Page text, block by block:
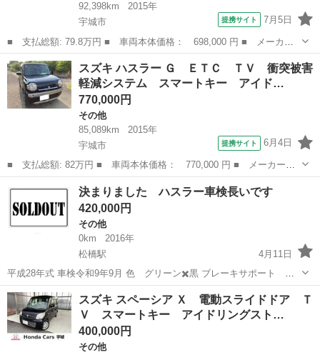
92,398km
2015年
宇城市
提携サイト 7月5日
■ 支払総額: 79.8万円 ■ 車両本体価格： 698,000 円 ■ メーカー
名： スズキ ■ 車種名： ハスラー ■ グレード名： Ｊスタイ
ル 禁煙車 ＥＴＣ 社外ナビＴＶ Ｂｌｕｅｔｏｏｔｈ 衝突被害
軽減システム ...
熊本 宇城市 その他
スズキ ハスラー Ｇ ＥＴＣ ＴＶ 衝突被害
軽減システム スマートキー アイド…
770,000円
その他
85,089km
2015年
宇城市
提携サイト 6月4日
■ 支払総額: 82万円 ■ 車両本体価格： 770,000 円 ■ メーカー
名： スズキ ■ 車種名： ハスラー ■ グレード名： Ｇ ＥＴ
Ｃ ＴＶ 衝突被害軽減システム スマートキー アイドリングスト
ップ 電動格納ミラ...
宇城市 その他
決まりました ハスラー車検長いです
420,000円
その他
0km
2016年
松橋駅
4月11日
平成28年式 車検令和9年9月 色 グリーン✖️黒 ブレーキサポート 前
に車などがあり危ない時はブレーキがかかります。 信号待ちで前の車
が動き出したら音が鳴ります。 全方面モニターナビで駐車も分かりや
すいです。 左右シートヒ...
熊本 宇城市 松橋駅 ハスラー
スズキ スペーシア Ｘ 電動スライドドア Ｔ
Ｖ スマートキー アイドリングスト…
400,000円
その他